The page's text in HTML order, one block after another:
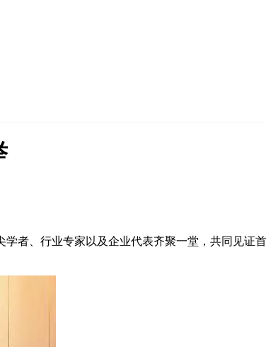
、行业专家以及企业代表齐聚一堂，共同见证